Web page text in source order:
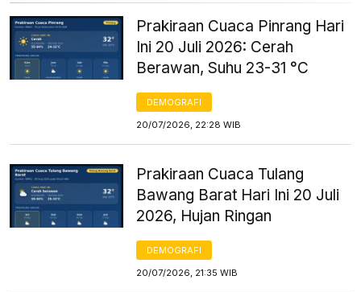
Prakiraan Cuaca Pinrang Hari
Ini 20 Juli 2026: Cerah
Berawan, Suhu 23-31 °C
DEMOGRAFI
20/07/2026, 22:28 WIB
Prakiraan Cuaca Tulang
Bawang Barat Hari Ini 20 Juli
2026, Hujan Ringan
DEMOGRAFI
20/07/2026, 21:35 WIB